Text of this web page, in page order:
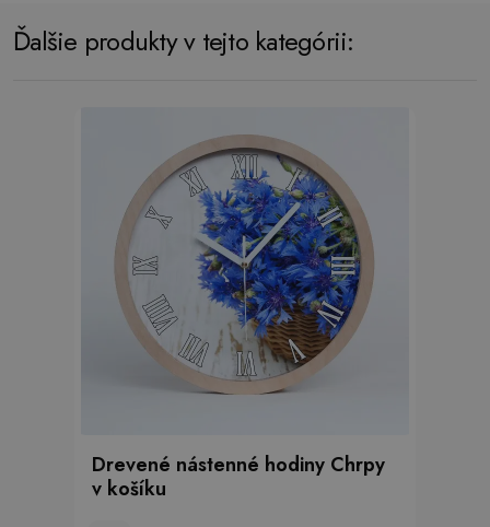
Ďalšie produkty v tejto kategórii:
Drevené nástenné hodiny Chrpy
v košíku